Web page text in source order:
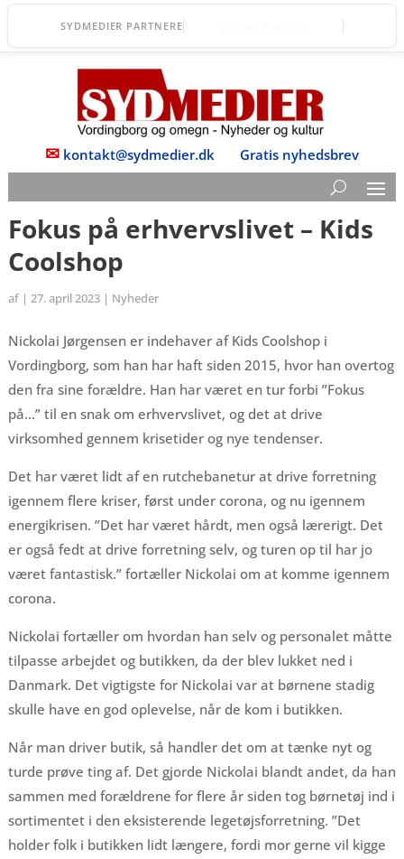
SYDMEDIER PARTNERE
✉ kontakt@sydmedier.dk Gratis nyhedsbrev
Fokus på erhvervslivet – Kids
Coolshop
af | 27. april 2023| Nyheder
Nickolai Jørgensen er indehaver af Kids Coolshop i
Vordingborg, som han har haft siden 2015, hvor han overtog
den fra sine forældre. Han har været en tur forbi ”Fokus
på…” til en snak om erhvervslivet, og det at drive
virksomhed gennem krisetider og nye tendenser.
Det har været lidt af en rutchebanetur at drive forretning
igennem flere kriser, først under corona, og nu igennem
energikrisen. ”Det har været hårdt, men også lærerigt. Det
er også fedt at drive forretning selv, og turen op til har jo
været fantastisk.” fortæller Nickolai om at komme igennem
corona.
Nickolai fortæller om hvordan han selv og personalet måtte
tilpasse arbejdet og butikken, da der blev lukket ned i
Danmark. Det vigtigste for Nickolai var at børnene stadig
skulle have en god oplevelse, når de kom i butikken.
Når man driver butik, så handler det om at tænke nyt og
turde prøve ting af. Det gjorde Nickolai blandt andet, da han
sammen med forældrene for flere år siden tog børnetøj ind i
sortimentet i den eksisterende legetøjsforretning. ”Det
holder folk i butikken lidt længere, fordi mor gerne vil kigge